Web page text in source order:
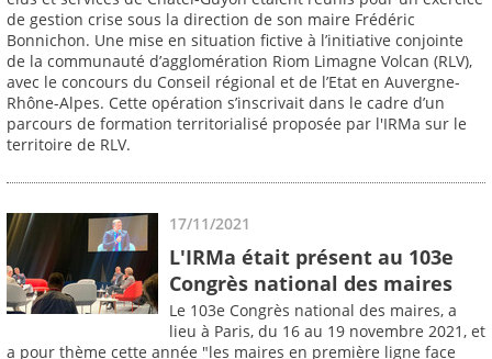
de gestion crise sous la direction de son maire Frédéric
Bonnichon. Une mise en situation fictive à l’initiative conjointe
de la communauté d’agglomération Riom Limagne Volcan (RLV),
avec le concours du Conseil régional et de l’Etat en Auvergne-
Rhône-Alpes. Cette opération s’inscrivait dans le cadre d’un
parcours de formation territorialisé proposée par l'IRMa sur le
territoire de RLV.
17/11/2021
L'IRMa était présent au 103e
Congrès national des maires
Le 103e Congrès national des maires, a
lieu à Paris, du 16 au 19 novembre 2021, et
a pour thème cette année "les maires en première ligne face